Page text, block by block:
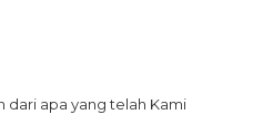
dari apa yang telah Kami